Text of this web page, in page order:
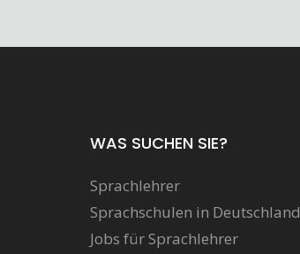
WAS SUCHEN SIE?
Sprachlehrer
Sprachschulen in Deutschland
Jobs für Sprachlehrer